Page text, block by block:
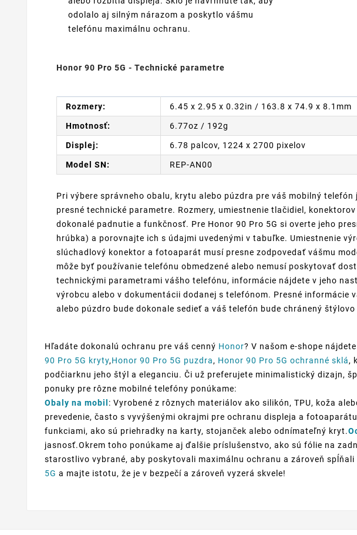
odolalo aj silným nárazom a poskytlo vášmu
telefónu maximálnu ochranu.
Honor 90 Pro 5G - Technické parametre
Rozmery: 6.45 x 2.95 x 0.32in / 163.8 x 74.9 x 8.1mm
Hmotnosť: 6.77oz / 192g
Displej: 6.78 palcov, 1224 x 2700 pixelov
Model SN: REP-AN00
Pri výbere správneho obalu, krytu alebo púzdra pre váš mobilný telefón
presné technické parametre. Rozmery, umiestnenie tlačidiel,
dokonalé padnutie a funkčnosť. Pre Honor 90 Pro 5G si overte jeho
hrúbka) a porovnajte ich s údajmi uvedenými v tabuľke. Umiestnenie
slúchadlový konektor a fotoaparát musí presne zodpovedať vášmu
môže byť používanie telefónu obmedzené alebo nemusí poskytovať
technickými parametrami vášho telefónu, informácie nájdete v jeho
výrobcu alebo v dokumentácii dodanej s telefónom. Presné informácie
alebo púzdro bude dokonale sedieť a váš telefón bude chránený
Hľadáte dokonalú ochranu pre váš cenný Honor? V našom e-shope
90 Pro 5G kryty,Honor 90 Pro 5G puzdra, Honor 90 Pro 5G ochranné sklá,
podčiarknu jeho štýl a eleganciu. Či už preferujete minimalistický dizajn,
ponuky pre rôzne mobilné telefóny ponúkame:
Obaly na mobil : Vyrobené z rôznych materiálov ako silikón, TPU, koža
prevedenie, často s vyvýšenými okrajmi pre ochranu displeja a
funkciami, ako sú priehradky na karty, stojanček alebo odnímateľný kryt.
jasnosť.Okrem toho ponúkame aj ďalšie príslušenstvo, ako sú fólie na
starostlivo vybrané, aby poskytovali maximálnu ochranu a zároveň
5G a majte istotu, že je v bezpečí a zároveň vyzerá skvele!